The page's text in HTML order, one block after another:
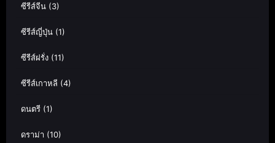
ซีรีส์จีน (3)
ซีรีส์ญี่ปุ่น (1)
ซีรีส์ฝรั่ง (11)
ซีรีส์เกาหลี (4)
ดนตรี (1)
ดราม่า (10)